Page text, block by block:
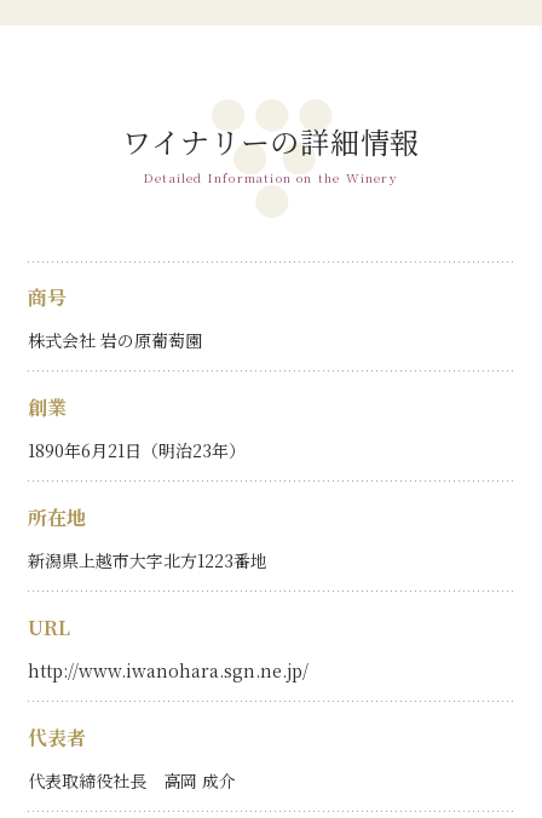
ワイナリーの詳細情報
Detailed Information on the Winery
商号
株式会社 岩の原葡萄園
創業
1890年6月21日（明治23年）
所在地
新潟県上越市大字北方1223番地
URL
http://www.iwanohara.sgn.ne.jp/
代表者
代表取締役社長 高岡 成介